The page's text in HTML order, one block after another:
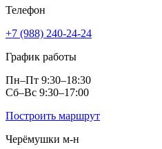
Телефон
+7 (988) 240-24-24
График работы
Пн–Пт 9:30–18:30
Сб–Вс 9:30–17:00
Построить маршрут
Черёмушки м‑н